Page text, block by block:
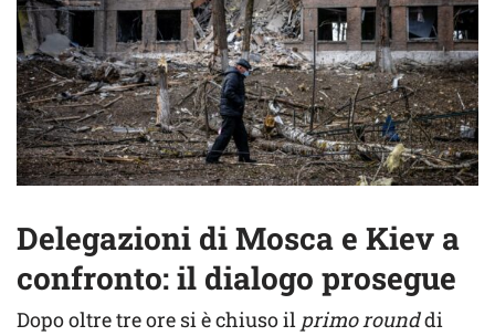
Delegazioni di Mosca e Kiev a
confronto: il dialogo prosegue
Dopo oltre tre ore si è chiuso il primo rounddi